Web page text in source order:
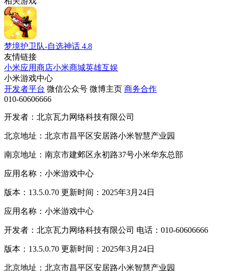
梦境护卫队-自选神话 4.8
友情链接
小米应用商店小米商城英雄互娱
小米游戏中心
开发者平台 微信公众号 微博主页 商务合作
010-60606666
开发者：北京瓦力网络科技有限公司
北京地址：北京市昌平区安居路小米智慧产业园
南京地址：南京市建邺区永初路37号小米华东总部
应用名称：小米游戏中心
版本：13.5.0.70 更新时间：2025年3月24日
应用名称：小米游戏中心
开发者：北京瓦力网络科技有限公司 电话：010-60606666
版本：13.5.0.70 更新时间：2025年3月24日
北京地址：北京市昌平区安居路小米智慧产业园